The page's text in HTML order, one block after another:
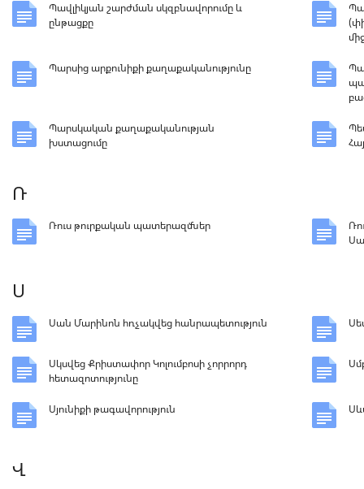
Պավլիկյան շարժման սկզբնավորումը և
ընթացքը
Պարսից արքունիքի քաղաքականությունը
Պարսկական քաղաքականության
խստացումը
Ռ
Ռուս թուրքական պատերազմներ
Ս
Սան Մարինոն հռչակվեց հանրապետություն
Սկսվեց Քրիստափոր Կոլումբոսի չորրորդ
հետազոտությունը
Սյունիքի թագավորություն
Վ